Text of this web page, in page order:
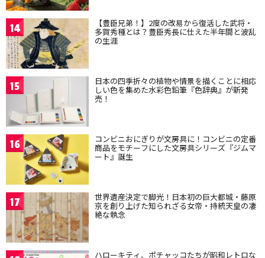
14 【豊臣兄弟！】2度の改易から復活した武将・
多賀秀種とは？豊臣秀長に仕えた半年間と波乱
の生涯
15 日本の四季折々の植物や情景を描くことに相応
しい色を集めた水彩色鉛筆『色辞典』が新発
売！
16 コンビニおにぎりが文房具に！コンビニの定番
商品をモチーフにした文房具シリーズ『ジムマ
ート』誕生
17 世界遺産決定で脚光！日本初の巨大都城・藤原
京を創り上げた知られざる女帝・持統天皇の凄
絶な執念
ハローキティ、ポチャッコたちが昭和レトロな